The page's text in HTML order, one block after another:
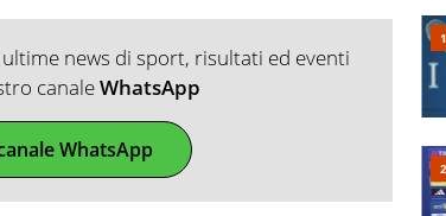
news di sport, risultati ed eventi
canaleWhatsApp
WhatsApp